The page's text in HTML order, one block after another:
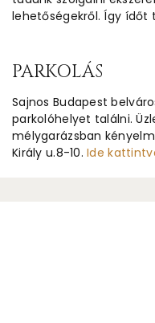
lehetőségekről. Így ídőt
PARKOLÁS
Sajnos Budapest
parkolóhelyet találni.
mélygarázsban
Király u.8-10.Ide